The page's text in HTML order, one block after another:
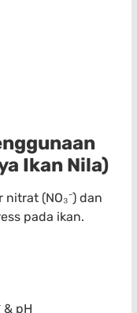
Ikan Nila)
(NO₃⁻) dan
pada ikan.
& pH